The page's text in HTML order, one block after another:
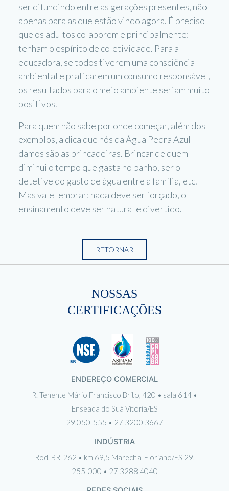
ser difundindo entre as gerações presentes, não
apenas para as que estão vindo agora. É preciso
que os adultos colaborem e principalmente:
tenham o espírito de coletividade. Para a
educadora, se todos tiverem uma consciência
ambiental e praticarem um consumo responsável,
os resultados para o meio ambiente seriam muito
positivos.
Para quem não sabe por onde começar, além dos
exemplos, a dica que nós da Água Pedra Azul
damos são as brincadeiras. Brincar de quem
diminui o tempo que gasta no banho, ser o
detetive do gasto de água entre a família, etc.
Mas vale lembrar: nada deve ser forçado, o
ensinamento deve ser natural e divertido.
RETORNAR
NOSSAS
CERTIFICAÇÕES
ENDEREÇO COMERCIAL
R. Tenente Mário Francisco Brito, 420 • sala 614 •
Enseada do Suá Vitória/ES
29.050-555 • 27 3200 3667
INDÚSTRIA
Rod. BR-262 • km 69,5 Marechal Floriano/ES 29.
255-000 • 27 3288 4040